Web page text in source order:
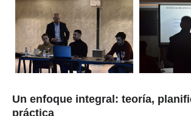
Un enfoque integral: teoría,
práctica